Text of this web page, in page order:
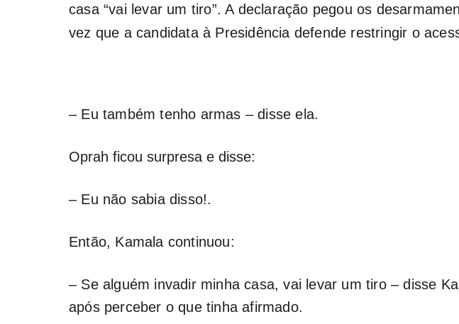
casa “vai levar um tiro”. A declaração pegou os
vez que a candidata à Presidência defende restringir o
– Eu também tenho armas – disse ela.
Oprah ficou surpresa e disse:
– Eu não sabia disso!.
Então, Kamala continuou:
– Se alguém invadir minha casa, vai levar um tiro – disse
após perceber o que tinha afirmado.